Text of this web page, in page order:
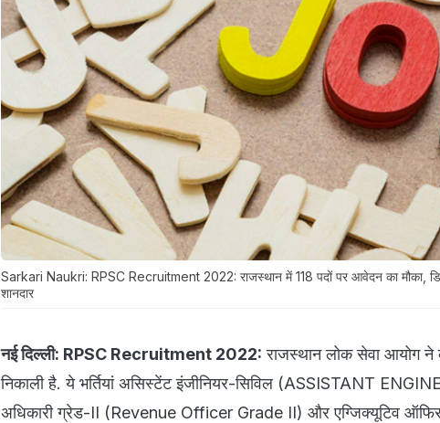
Sarkari Naukri: RPSC Recruitment 2022: राजस्थान में 118 पदों पर आवेदन का मौका,
शानदार
नई दिल्ली: RPSC Recruitment 2022: राजस्थान लोक सेवा आयोग
निकाली है. ये भर्तियां असिस्टेंट इंजीनियर-सिविल (ASSISTANT
अधिकारी ग्रेड-II (Revenue Officer Grade II) और एग्जिक्यूटिव